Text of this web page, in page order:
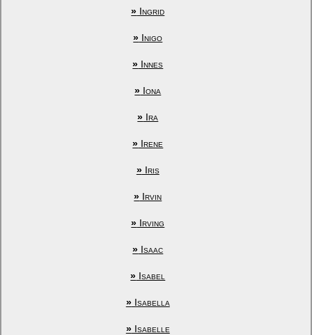
» Ingrid
» Inigo
» Innes
» Iona
» Ira
» Irene
»Iris
» Irvin
» Irving
» Isaac
» Isabel
»Isabella
»Isabelle